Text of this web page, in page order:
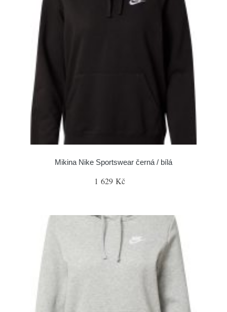
Mikina Nike Sportswear černá / bílá
1 629 Kč